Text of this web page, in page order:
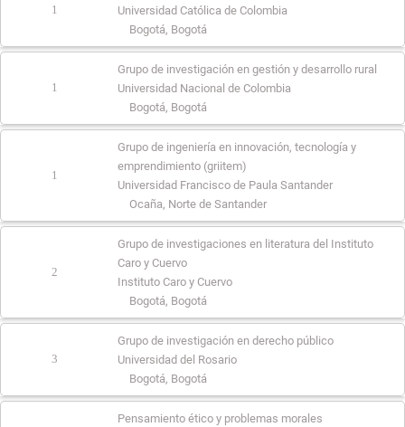
1
Universidad Católica de Colombia
Bogotá, Bogotá
1
Grupo de investigación en gestión y desarrollo rural
Universidad Nacional de Colombia
Bogotá, Bogotá
1
Grupo de ingeniería en innovación, tecnología y
emprendimiento (griitem)
Universidad Francisco de Paula Santander
Ocaña, Norte de Santander
2
Grupo de investigaciones en literatura del Instituto
Caro y Cuervo
Instituto Caro y Cuervo
Bogotá, Bogotá
3
Grupo de investigación en derecho público
Universidad del Rosario
Bogotá, Bogotá
Pensamiento ético y problemas morales